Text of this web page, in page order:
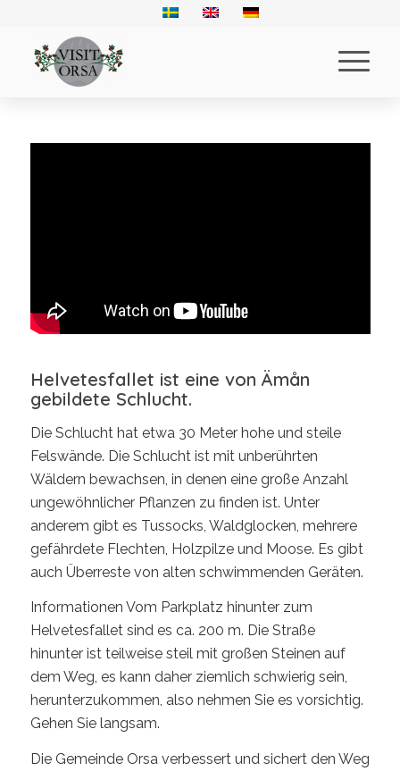
Helvetesfallet ist eine von Ämån
gebildete Schlucht.
Die Schlucht hat etwa 30 Meter hohe und steile
Felswände. Die Schlucht ist mit unberührten
Wäldern bewachsen, in denen eine große Anzahl
ungewöhnlicher Pflanzen zu finden ist. Unter
anderem gibt es Tussocks, Waldglocken, mehrere
gefährdete Flechten, Holzpilze und Moose. Es gibt
auch Überreste von alten schwimmenden Geräten.
Informationen Vom Parkplatz hinunter zum
Helvetesfallet sind es ca. 200 m. Die Straße
hinunter ist teilweise steil mit großen Steinen auf
dem Weg, es kann daher ziemlich schwierig sein,
herunterzukommen, also nehmen Sie es vorsichtig.
Gehen Sie langsam.
Die Gemeinde Orsa verbessert und sichert den Weg